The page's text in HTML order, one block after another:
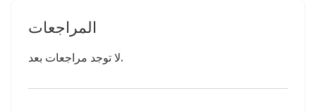
المراجعات
لا توجد مراجعات بعد.